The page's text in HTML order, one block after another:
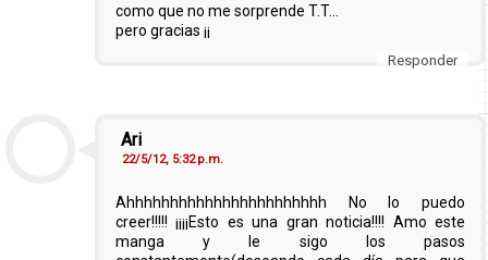
como que no me sorprende T.T...
pero gracias ¡¡
Responder
Ari
22/5/12, 5:32 p.m.
Ahhhhhhhhhhhhhhhhhhhhhhh No lo puedo
creer!!!!! ¡¡¡¡Esto es una gran noticia!!!! Amo este
manga y le sigo los pasos